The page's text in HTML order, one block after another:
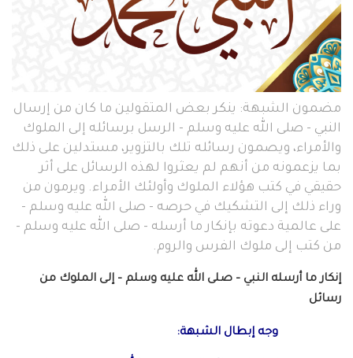
مضمون الشبهة: ينكر بعض المتقولين ما كان من إرسال
النبي - صلى الله عليه وسلم - الرسل برسائله إلى الملوك
والأمراء، ويصمون رسائله تلك بالتزوير، مستدلين على ذلك
بما يزعمونه من أنهم لم يعثروا لهذه الرسائل على أثر
حقيقي في كتب هؤلاء الملوك وأولئك الأمراء. ويرمون من
وراء ذلك إلى التشكيك في حرصه - صلى الله عليه وسلم -
على عالمية دعوته بإنكار ما أرسله - صلى الله عليه وسلم -
من كتب إلى ملوك الفرس والروم.
إنكار ما أرسله النبي – صلى الله عليه وسلم – إلى الملوك من
رسائل
وجه إبطال الشبهة: